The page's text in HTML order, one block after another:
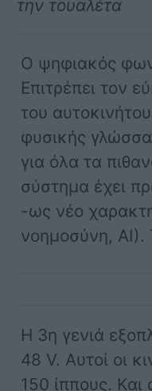
την τουαλέτα
O ψηφιακός
Επιτρέπει τον
του
φυσικής
για όλα τα
σύστημα έχει
-ως νέο
νοημοσύνη, AI).
Η 3η γενιά
48 V. Αυτοί οι
150 ίππους. Και